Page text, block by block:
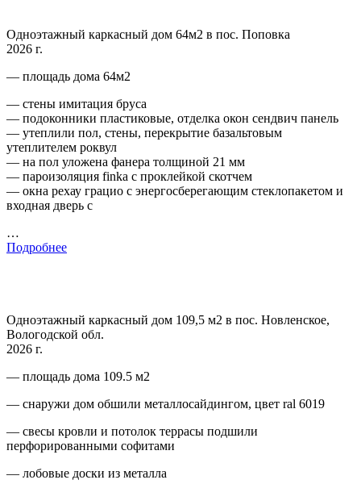
Одноэтажный каркасный дом 64м2 в пос. Поповка
2026 г.
— площадь дома 64м2
— стены имитация бруса
— подоконники пластиковые, отделка окон сендвич панель
— утеплили пол, стены, перекрытие базальтовым
утеплителем роквул
— на пол уложена фанера толщиной 21 мм
— пароизоляция finka с проклейкой скотчем
— окна рехау грацио с энергосберегающим стеклопакетом и
входная дверь с
…
Подробнее
Одноэтажный каркасный дом 109,5 м2 в пос. Новленское,
Вологодской обл.
2026 г.
— площадь дома 109.5 м2
— снаружи дом обшили металлосайдингом, цвет ral 6019
— свесы кровли и потолок террасы подшили
перфорированными софитами
— лобовые доски из металла